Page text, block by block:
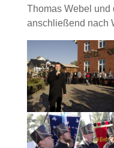
Thomas Webel und
anschließend nach